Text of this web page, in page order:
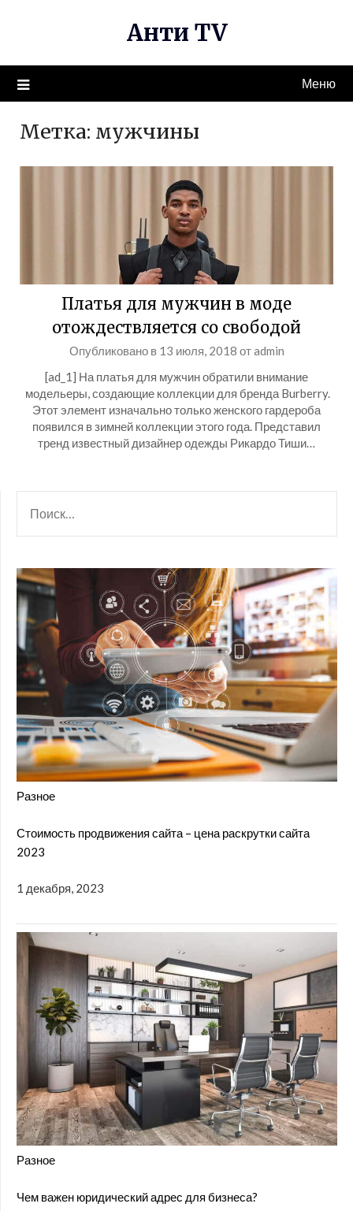
Анти TV
Меню
Метка: мужчины
Платья для мужчин в моде
отождествляется со свободой
Опубликовано в 13 июля, 2018 отadmin
[ad_1] На платья для мужчин обратили внимание
модельеры, создающие коллекции для бренда Burberry.
Этот элемент изначально только женского гардероба
появился в зимней коллекции этого года. Представил
тренд известный дизайнер одежды Рикардо Тиши…
Разное
Стоимость продвижения сайта – цена раскрутки сайта
2023
1 декабря, 2023
Разное
Чем важен юридический адрес для бизнеса?